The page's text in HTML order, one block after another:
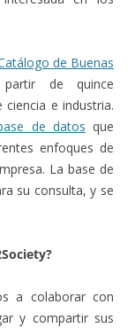
de Buenas
de quince
ciencia e industria.
de datos que
enfoques de
La base de
su consulta, y se
a colaborar con
y compartir sus